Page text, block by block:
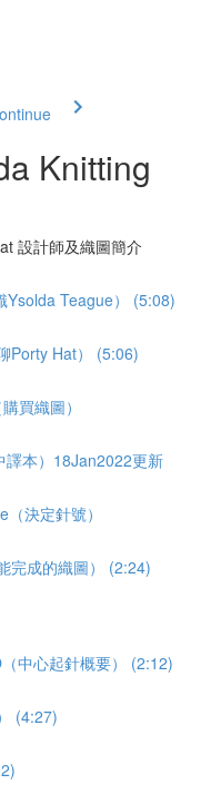
Knitting
設計師及織圖簡介
Ysolda Teague） (5:08)
Porty Hat） (5:06)
買織圖）
本）18Jan2022更新
決定針號）
完成的織圖） (2:24)
中心起針概要） (2:12)
(4:27)